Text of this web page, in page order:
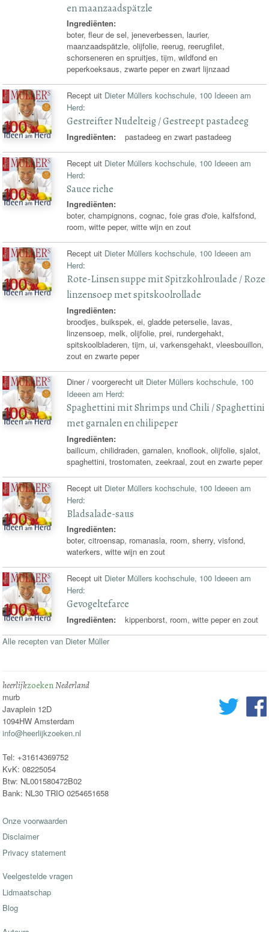
en maanzaadspätzle
Ingrediënten:
boter, fleur de sel, jeneverbessen, laurier,
maanzaadspätzle, olijfolie, reerug, reerugfilet,
schorseneren en spruitjes, tijm, wildfond en
peperkoeksaus, zwarte peper en zwart lijnzaad
Recept uit Dieter Müllers kochschule, 100 Ideeen am
Herd:
Gestreifter Nudelteig / Gestreept pastadeeg
Ingrediënten: pastadeeg en zwart pastadeeg
Recept uit Dieter Müllers kochschule, 100 Ideeen am
Herd:
Sauce riche
Ingrediënten:
boter, champignons, cognac, foie gras d'oie, kalfsfond,
room, witte peper, witte wijn en zout
Recept uit Dieter Müllers kochschule, 100 Ideeen am
Herd:
Rote-Linsen suppe mit Spitzkohlroulade / Roze
linzensoep met spitskoolrollade
Ingrediënten:
broodjes, buikspek, ei, gladde peterselie, lavas,
linzensoep, melk, olijfolie, prei, rundergehakt,
spitskoolbladeren, tijm, ui, varkensgehakt, vleesbouillon,
zout en zwarte peper
Diner / voorgerecht uit Dieter Müllers kochschule, 100
Ideeen am Herd:
Spaghettini mit Shrimps und Chili / Spaghettini
met garnalen en chilipeper
Ingrediënten:
bailicum, chilidraden, garnalen, knoflook, olijfolie, sjalot,
spaghettini, trostomaten, zeekraal, zout en zwarte peper
Recept uit Dieter Müllers kochschule, 100 Ideeen am
Herd:
Bladsalade-saus
Ingrediënten:
boter, citroensap, romanasla, room, sherry, visfond,
waterkers, witte wijn en zout
Recept uit Dieter Müllers kochschule, 100 Ideeen am
Herd:
Gevogeltefarce
Ingrediënten:
kippenborst, room, witte peper en zout
Alle recepten van Dieter Müller
heerlijkzoekenNederland
murb
Javaplein 12D
1094HW Amsterdam
info@heerlijkzoeken.nl
Tel: +31614369752
KvK: 08225054
Btw: NL001580472B02
Bank: NL30 TRIO 0254651658
Onze voorwaarden
Disclaimer
Privacy statement
Veelgestelde vragen
Lidmaatschap
Blog